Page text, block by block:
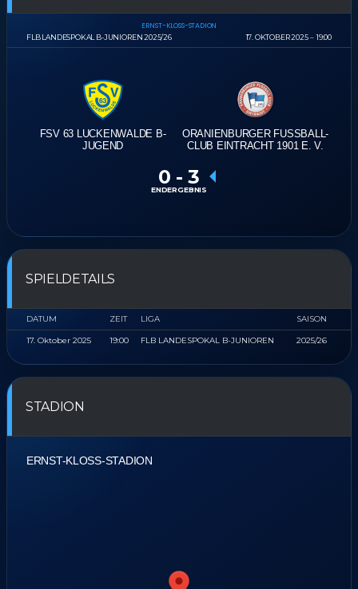
FLB LANDESPOKAL B-JUNIOREN 2025/26
ERNST-KLOSS-STADION
17. OKTOBER 2025 19:00
FSV 63 LUCKENWALDE B-
JUGEND
ORANIENBURGER FUSSBALL-
CLUB EINTRACHT 1901 E. V.
0 - 3
ENDERGEBNIS
SPIELDETAILS
DATUM ZEIT LIGA SAISON
17. Oktober 2025 19:00 FLB LANDESPOKAL B-JUNIOREN 2025/26
STADION
ERNST-KLOSS-STADION